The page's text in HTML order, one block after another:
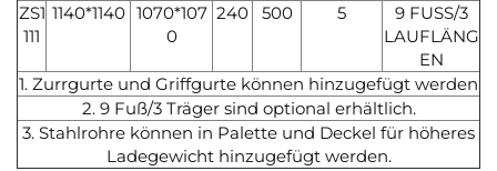
ZS1
111
1140*1140 1070*107
0
240 500 5
9 FUSS/3
LAUFLÄNG
EN
1. Zurrgurte und Griffgurte können hinzugefügt werden
2. 9 Fuß/3 Träger sind optional erhältlich.
3. Stahlrohre können in Palette und Deckel für höheres
Ladegewicht hinzugefügt werden.